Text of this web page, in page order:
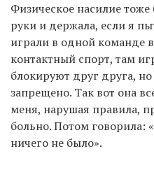
Физическое насилие
руки и держала, если я
играли в одной команде
контактный спорт, там
блокируют друг друга,
запрещено. Так вот она
меня, нарушая правила,
больно. Потом говорила:
ничего не было».